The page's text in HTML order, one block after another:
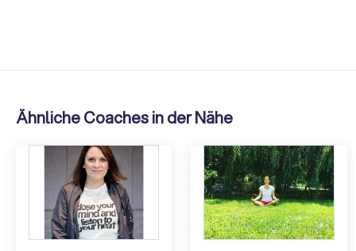
Ähnliche Coaches in der Nähe